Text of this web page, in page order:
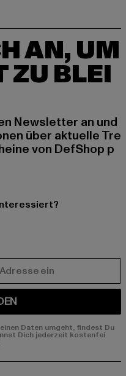
AN, UM
ZU BLEI
Newsletter an und
über aktuelle Tre
von DefShop p
Daten umgeht, findest Du
Dich jederzeit kostenfei